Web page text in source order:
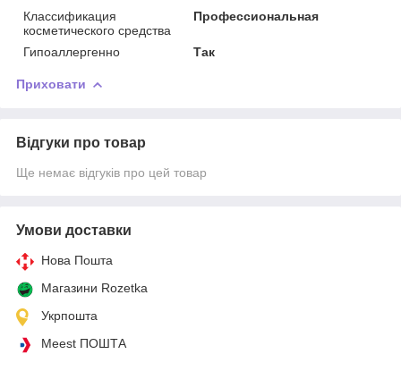
Классификация
косметического средства
Профессиональная
Гипоаллергенно Так
Приховати
Відгуки про товар
Ще немає відгуків про цей товар
Умови доставки
Нова Пошта
Магазини Rozetka
Укрпошта
Meest ПОШТА